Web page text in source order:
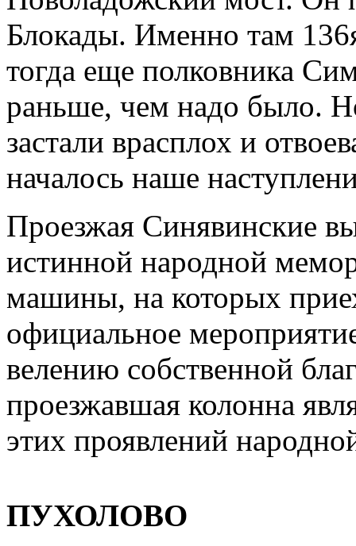
Блокады. Именно там
тогда еще полковника
раньше, чем надо было.
застали врасплох и
началось наше
Проезжая Синявинские
истинной народной
машины, на которых
официальное
велению собственной
проезжавшая колонна
этих проявлений
ПУХОЛОВО